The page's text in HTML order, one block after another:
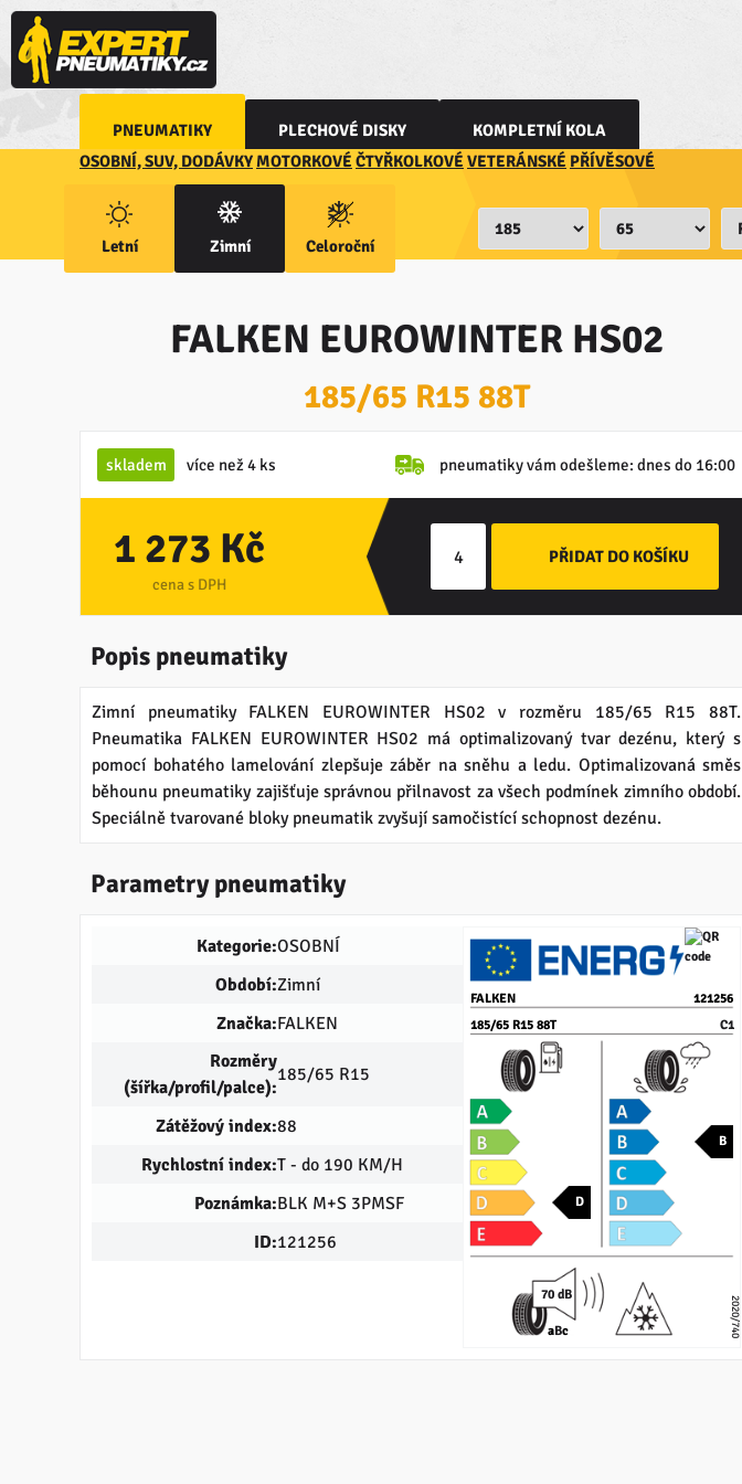
PNEUMATIKY PLECHOVÉ DISKY KOMPLETNÍ KOLA
OSOBNÍ, SUV, DODÁVKYMOTORKOVÉ ČTYŘKOLKOVÉ VETERÁNSKÉ PŘÍVĚSOVÉ
Letní Zimní Celoroční
FALKEN EUROWINTER HS02
185/65 R15 88T
skladem více než 4 ks pneumatiky vám odešleme: dnes do 16:00
1 273 Kč
cena s DPH
Popis pneumatiky
Zimní pneumatiky FALKEN EUROWINTER HS02 v rozměru 185/65 R15 88T.
Pneumatika FALKEN EUROWINTER HS02 má optimalizovaný tvar dezénu, který s
pomocí bohatého lamelování zlepšuje záběr na sněhu a ledu. Optimalizovaná směs
běhounu pneumatiky zajišťuje správnou přilnavost za všech podmínek zimního období.
Speciálně tvarované bloky pneumatik zvyšují samočistící schopnost dezénu.
Parametry pneumatiky
Kategorie:OSOBNÍ
Období:Zimní
Značka:FALKEN
Rozměry
(šířka/profil/palce):
185/65 R15
Zátěžový index:88
Rychlostní index:T - do 190 KM/H
Poznámka:BLK M+S 3PMSF
ID:121256
185/65 R15 88T
FALKEN 121256
D
B
70 dB
C1
2020/740
aBc